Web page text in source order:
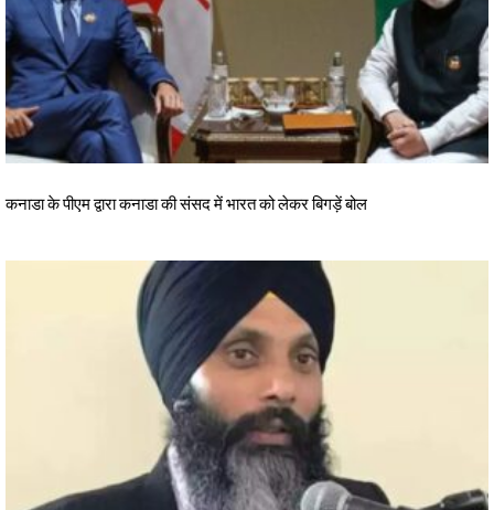
कनाडा के पीएम द्वारा कनाडा की संसद में भारत को लेकर बिगड़ें बोल